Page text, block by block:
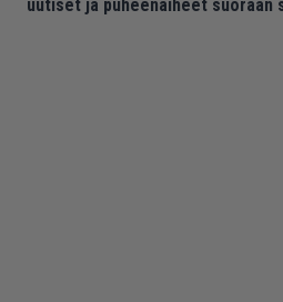
uutiset ja puheenaiheet suoraan